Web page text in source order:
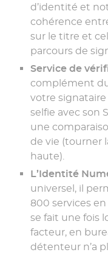
d’identité et
cohérence
sur le titre et
parcours de
Service de
complément
votre signataire
selfie avec son
une
de vie (tourner
haute).
L’Identité
universel, il
800 services
se fait une fois
facteur, en
détenteur n’a